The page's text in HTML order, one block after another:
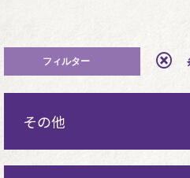
その他